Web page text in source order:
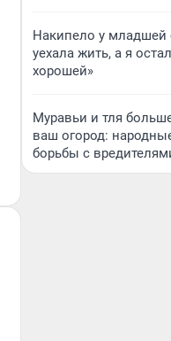
Накипело у младшей
уехала жить, а я
хорошей»
Муравьи и тля
ваш огород:
борьбы с